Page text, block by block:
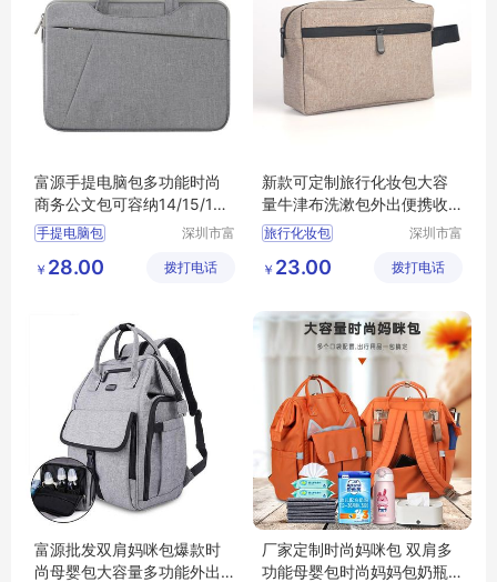
富源手提电脑包多功能时尚
商务公文包可容纳14/15/16
英寸笔记本
手提电脑包
深圳市富
限公司
￥ 28.00 拨打电话
新款可定制旅行化妆包大容
量牛津布洗漱包外出便携收
纳包
旅行化妆包
深圳市富
限公司
￥ 23.00 拨打电话
富源批发双肩妈咪包爆款时
尚母婴包大容量多功能外出
厂家定制时尚妈咪包 双肩多
功能母婴包时尚妈妈包奶瓶